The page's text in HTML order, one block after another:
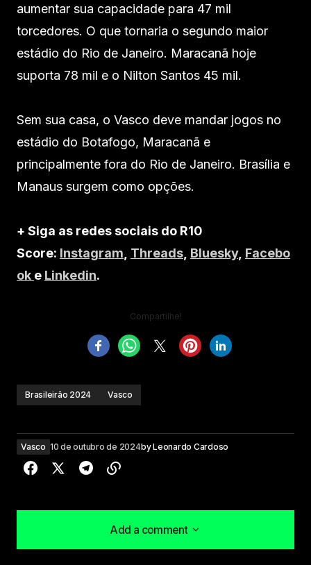
aumentar sua capacidade para 47 mil
torcedores. O que tornaria o segundo maior
estádio do Rio de Janeiro. Maracanã hoje
suporta 78 mil e o Nilton Santos 45 mil.
Sem sua casa, o Vasco deve mandar jogos no
estádio do Botafogo, Maracanã e
principalmente fora do Rio de Janeiro. Brasília e
Manaus surgem como opções.
+ Siga as redes sociais do R10
Score: Instagram Threads Bluesky, Facebo
ok e Linkedin.
Compartilhe!
Brasileirão 2024 Vasco
Vasco 10 de outubro de 2024byLeonardo Cardoso
Add a comment
Add a comment